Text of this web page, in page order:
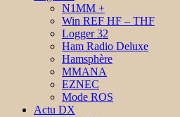
N1MM +
Win REF HF – THF
Logger 32
Ham Radio Deluxe
Hamsphère
MMANA
EZNEC
Mode ROS
Actu DX